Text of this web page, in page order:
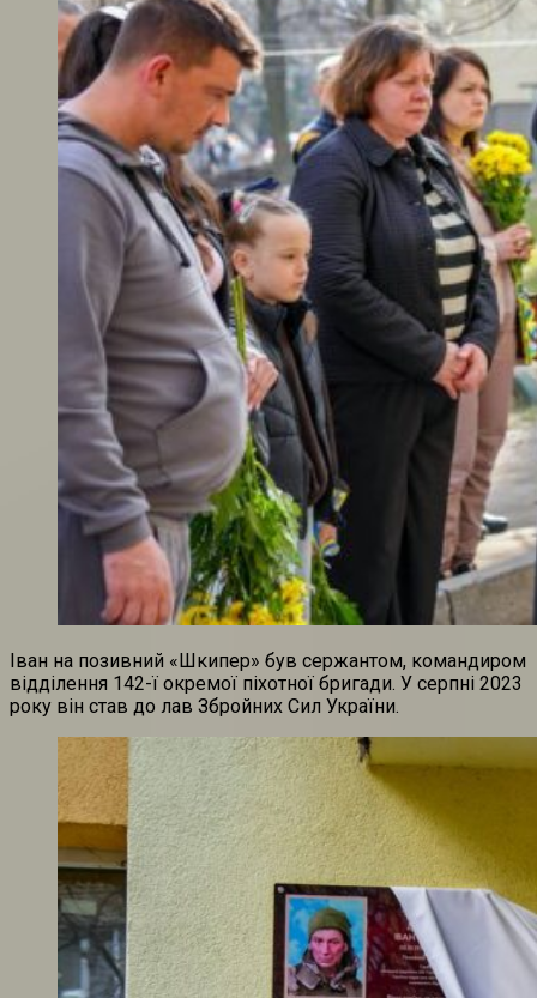
Іван на позивний «Шкипер» був сержантом, командиром
відділення 142-ї окремої піхотної бригади. У серпні 2023
року він став до лав Збройних Сил України.